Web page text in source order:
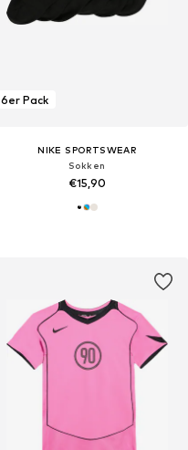
6er Pack
NIKE SPORTSWEAR
Sokken
€15,90